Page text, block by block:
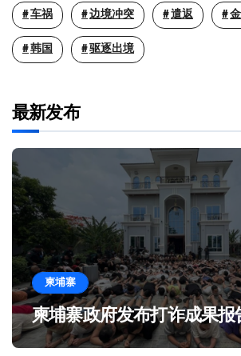
车祸 边境冲突 遣返
韩国 驱逐出境
最新发布
柬埔寨
柬埔寨政府发布打诈成果报